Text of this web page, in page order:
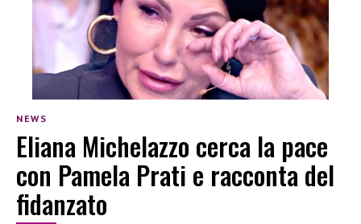
NEWS
Eliana Michelazzo cerca la pace
con Pamela Prati e racconta del
fidanzato